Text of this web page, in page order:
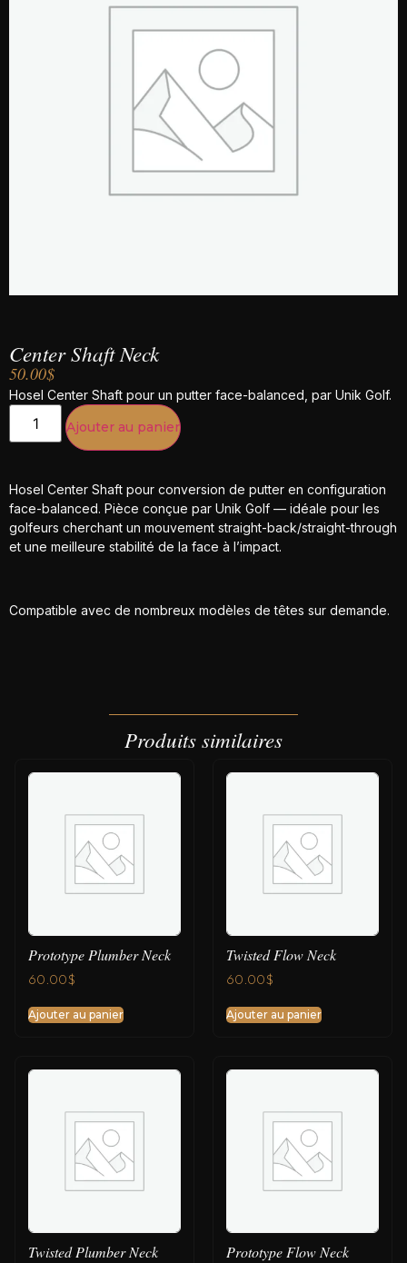
Center Shaft Neck
50.00$
Hosel Center Shaft pour un putter face-balanced, par Unik Golf.
Ajouter au panier
Hosel Center Shaft pour conversion de putter en configuration
face-balanced. Pièce conçue par Unik Golf — idéale pour les
golfeurs cherchant un mouvement straight-back/straight-through
et une meilleure stabilité de la face à l’impact.
Compatible avec de nombreux modèles de têtes sur demande.
Produits similaires
Prototype Plumber Neck
60.00$
Ajouter au panier
Twisted Flow Neck
60.00$
Ajouter au panier
Twisted Plumber Neck Prototype Flow Neck